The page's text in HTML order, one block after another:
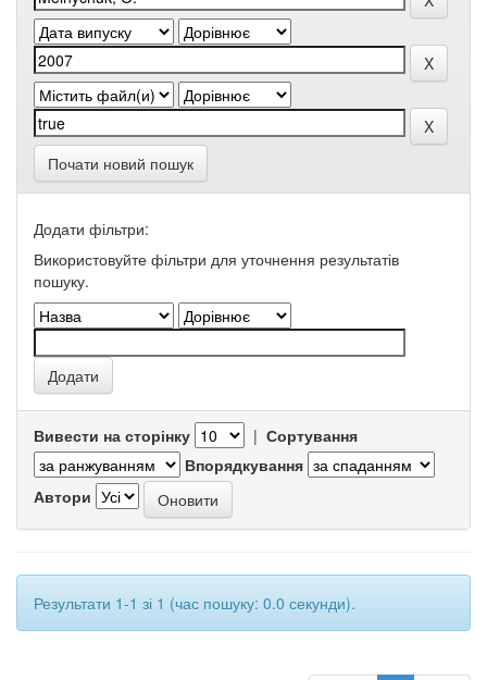
Почати новий пошук
Додати фільтри:
Використовуйте фільтри для уточнення результатів
пошуку.
Вивести на сторінку | Сортування
Впорядкування
Автори
Результати 1-1 зі 1 (час пошуку: 0.0 секунди).